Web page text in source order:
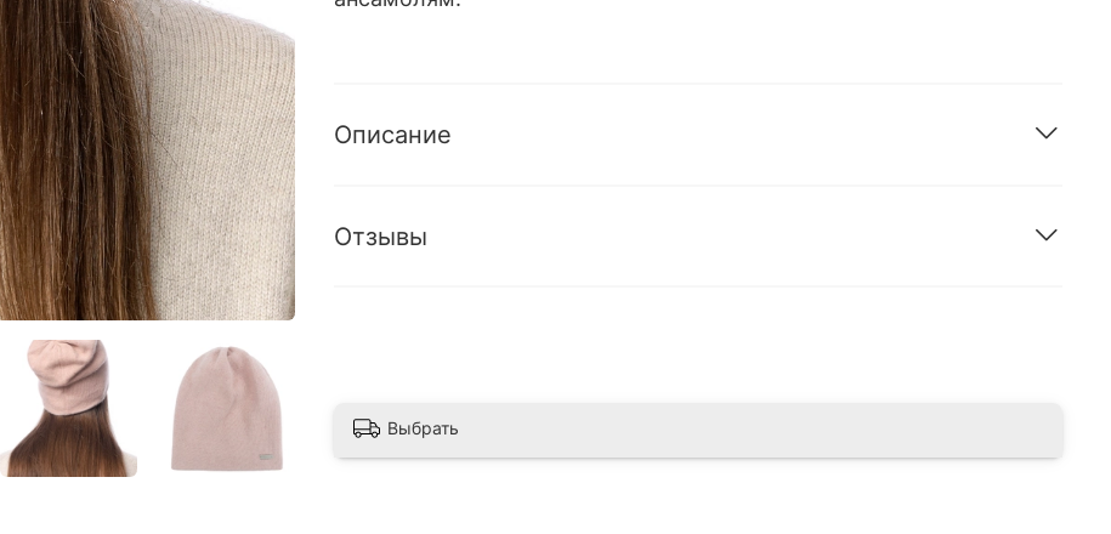
Описание
Отзывы
Выбрать